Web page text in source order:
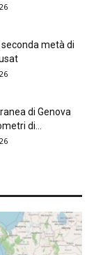
metà di
di Genova
di...